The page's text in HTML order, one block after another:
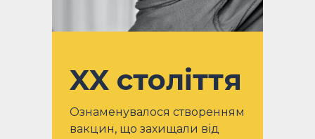
XX століття
Ознаменувалося створенням
вакцин, що захищали від